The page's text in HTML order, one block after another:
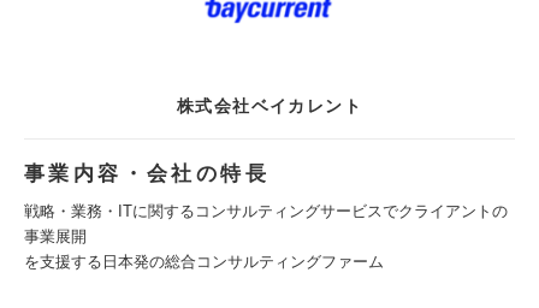
株式会社ベイカレント
事業内容・会社の特長
戦略・業務・ITに関するコンサルティングサービスでクライアントの
事業展開
を支援する日本発の総合コンサルティングファーム